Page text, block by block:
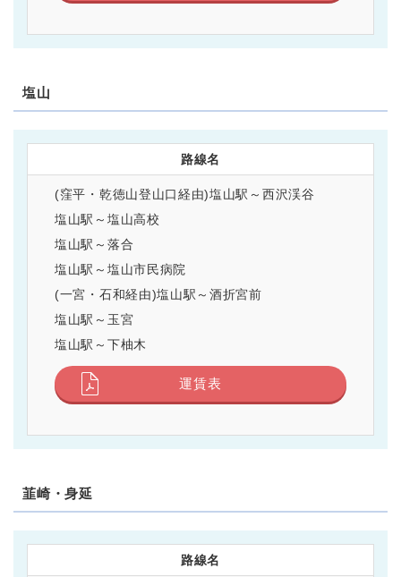
塩山
路線名
(窪平・乾徳山登山口経由)塩山駅～西沢渓谷
塩山駅～塩山高校
塩山駅～落合
塩山駅～塩山市民病院
(一宮・石和経由)塩山駅～酒折宮前
塩山駅～玉宮
塩山駅～下柚木
運賃表
韮崎・身延
路線名